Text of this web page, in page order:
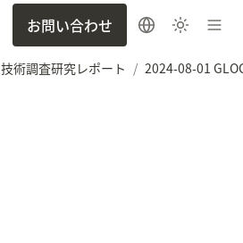
お問い合わせ
技術調査研究レポート /